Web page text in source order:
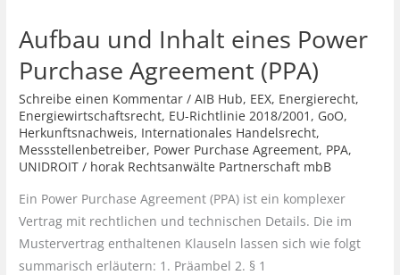
Aufbau und Inhalt eines Power
Purchase Agreement (PPA)
Schreibe einen Kommentar /AIB Hub, EEX, Energierecht,
Energiewirtschaftsrecht, EU-Richtlinie 2018/2001 , GoO,
Herkunftsnachweis, Internationales Handelsrecht,
Messstellenbetreiber, Power Purchase Agreement, PPA,
UNIDROIT / horak Rechtsanwälte Partnerschaft mbB
Ein Power Purchase Agreement (PPA) ist ein komplexer
Vertrag mit rechtlichen und technischen Details. Die im
Mustervertrag enthaltenen Klauseln lassen sich wie folgt
summarisch erläutern: 1. Präambel 2. § 1